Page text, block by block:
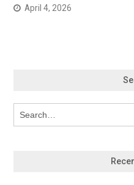
April 4, 2026